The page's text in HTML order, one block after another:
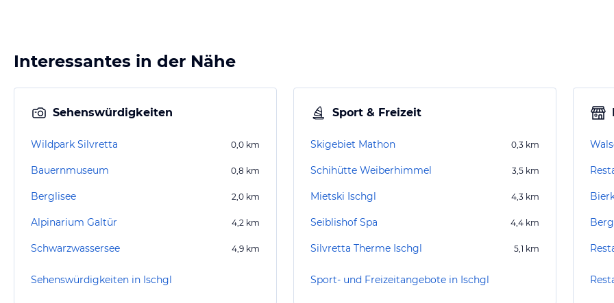
Interessantes in der Nähe
Sehenswürdigkeiten
Wildpark Silvretta 0,0 km
Bauernmuseum 0,8 km
Berglisee 2,0 km
Alpinarium Galtür 4,2 km
Schwarzwassersee 4,9 km
Sehenswürdigkeiten in Ischgl
Sport & Freizeit
Skigebiet Mathon 0,3 km
Schihütte Weiberhimmel 3,5 km
Mietski Ischgl 4,3 km
Seiblishof Spa 4,4 km
Silvretta Therme Ischgl 5,1 km
Sport- und Freizeitangebote in Ischgl